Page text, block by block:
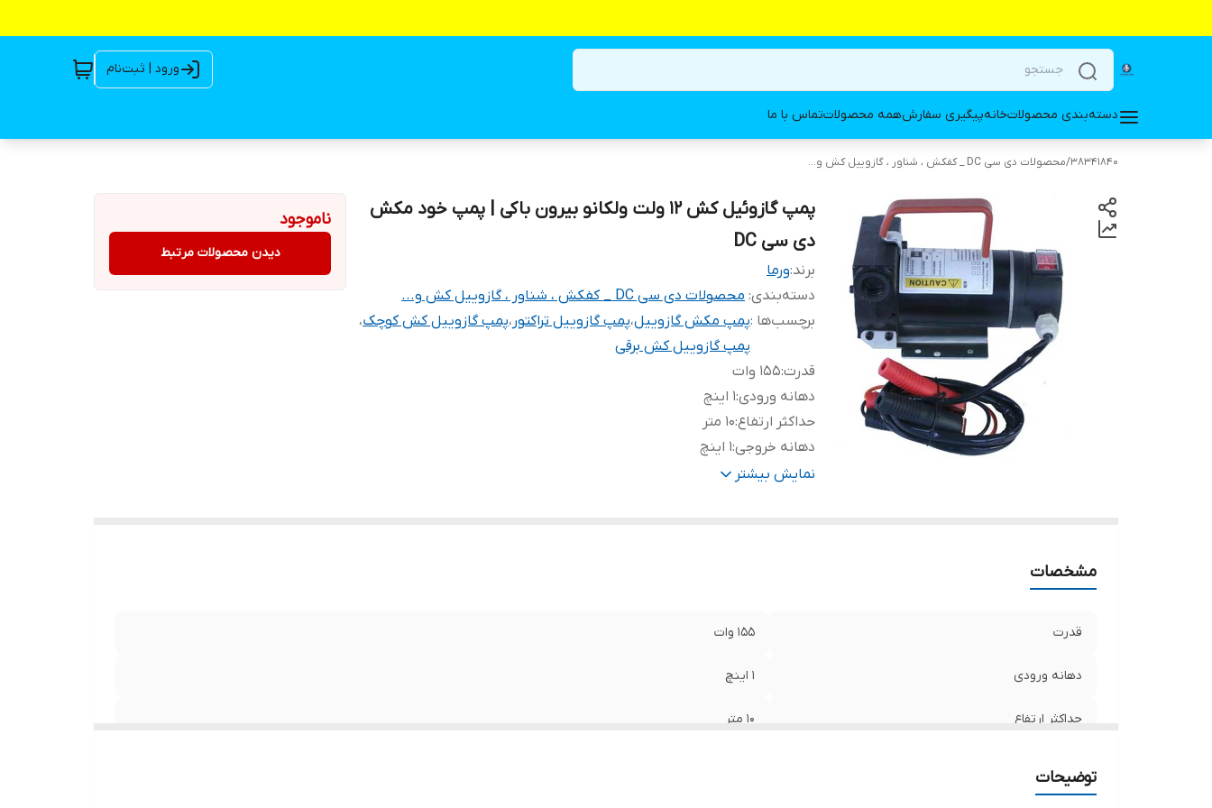
ورود | ثبت‌نام
دسته‌بندی محصولاتخانهپیگیری سفارشهمه محصولاتتماس با ما
38341840
/محصولات دی سی DC _ کفکش ، شناور ، گازوییل کش و...
پمپ گازوئیل کش ۱۲ ولت ولکانو بیرون باکی | پمپ خود مکش
دی سی DC
برند:ورما
دسته‌بندی: محصولات دی سی DC _ کفکش ، شناور ، گازوییل کش و...
برچسب‌ها :پمپ مکش گازوییل،پمپ گازوییل تراکتور ،پمپ گازوییل کش کوچک،
پمپ گازوییل کش برقی
قدرت:۱۵۵ وات
دهانه ورودی:۱ اینچ
حداکثر ارتفاع:۱۰ متر
دهانه خروجی:۱ اینچ
جنس سیم:مسنمایش بیشتر
ناموجود
دیدن محصولات مرتبط
مشخصات
قدرت ۱۵۵ وات
دهانه ورودی ۱ اینچ
حداکثر ارتفاع ۱۰ متر
توضیحات